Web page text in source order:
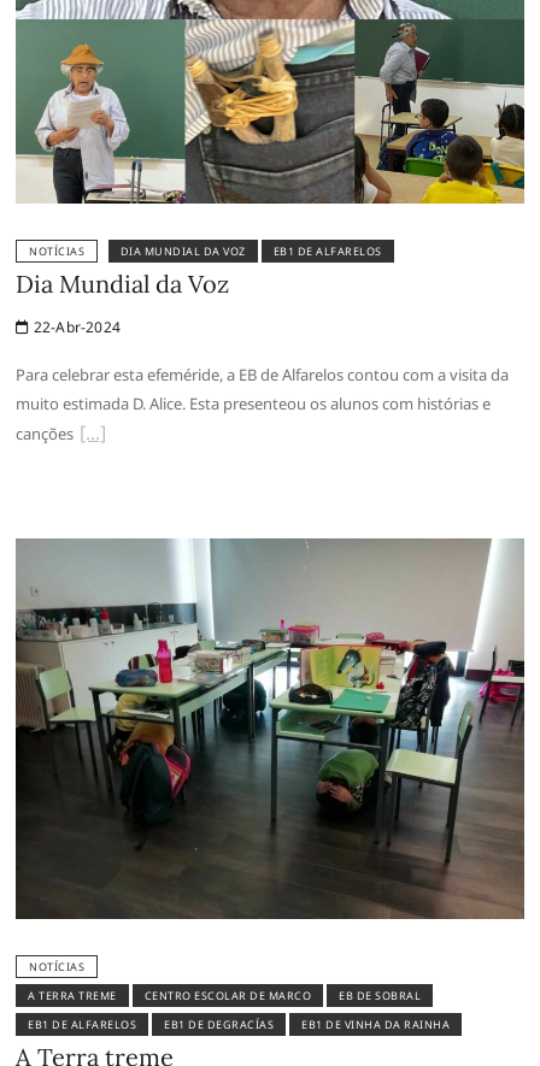
NOTÍCIAS DIA MUNDIAL DA VOZ EB1 DE ALFARELOS
Dia Mundial da Voz
22-Abr-2024
Para celebrar esta efeméride, a EB de Alfarelos contou com a visita da
muito estimada D. Alice. Esta presenteou os alunos com histórias e
canções
NOTÍCIAS
A TERRA TREME
CENTRO ESCOLAR DE MARCO
EB DE SOBRAL
EB1 DE ALFARELOS
EB1 DE DEGRACÍAS EB1 DE VINHA DA RAINHA
A Terra treme